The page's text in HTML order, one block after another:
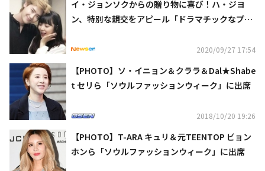
イ・ジョンソクからの贈り物に喜び！ハ・ジヨ
ン、特別な親交をアピール「ドラマチックなプレ
2020/09/27 17:54
【PHOTO】ソ・イニョン＆クララ＆Dal★Shabe
t セリら「ソウルファッションウィーク」に出席
2018/10/20 19:26
【PHOTO】T-ARA キュリ＆元TEENTOP ビョン
ホンら「ソウルファッションウィーク」に出席